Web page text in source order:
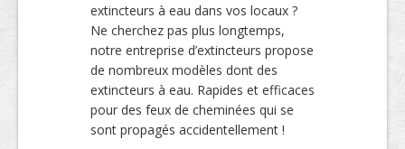
extincteurs à eau dans vos locaux ?
Ne cherchez pas plus longtemps,
notre entreprise d’extincteurs propose
de nombreux modèles dont des
extincteurs à eau. Rapides et efficaces
pour des feux de cheminées qui se
sont propagés accidentellement !